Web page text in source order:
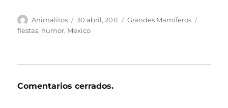
Autor
Animalitos
Publicado
el
30 abril, 2011 Categorías
Grandes Mamíferos
fiestas, humor, Mexico
Comentarios cerrados.